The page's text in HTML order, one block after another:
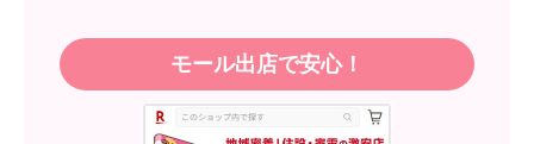
【注文商品】エアコン・クーラー 【注
文時期】2026年05月頃（モバイルから）
モール出店で安心！